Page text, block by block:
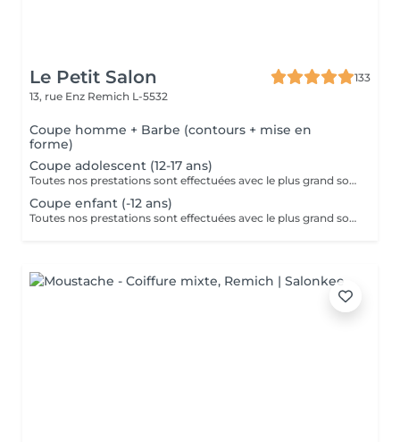
Le Petit Salon
133
13, rue Enz Remich L-5532
Coupe homme + Barbe (contours + mise en
forme)
Coupe adolescent (12-17 ans)
Toutes nos prestations sont effectuées avec le plus grand soin, accompagnées de serviettes chaudes et froides et des produits d'exception.
Coupe enfant (-12 ans)
Toutes nos prestations sont effectuées avec le plus grand soin, accompagnées de serviettes chaudes et froides et des produits d'exception.